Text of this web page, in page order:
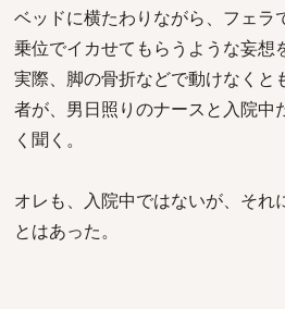
ベッドに横たわりながら、フェラ
乗位でイカせてもらうような妄想
実際、脚の骨折などで動けなくと
者が、男日照りのナースと入院中
く聞く。
オレも、入院中ではないが、それ
とはあった。